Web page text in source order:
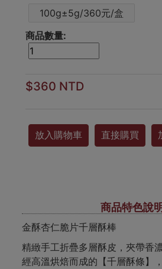
100g±5g/360元/盒
商品數量:
$360 NTD
放入購物車 直接購買
商品特色說明
金酥杏仁脆片千層酥棒
精緻手工折疊多層酥皮，夾帶香
經高溫烘焙而成的【千層酥條】